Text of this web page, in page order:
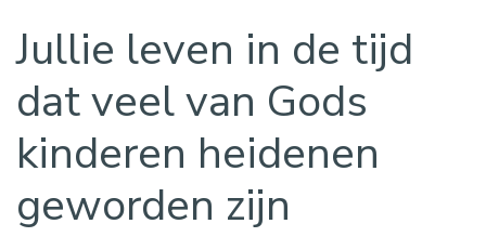
Jullie leven in de tijd
dat veel van Gods
kinderen heidenen
geworden zijn